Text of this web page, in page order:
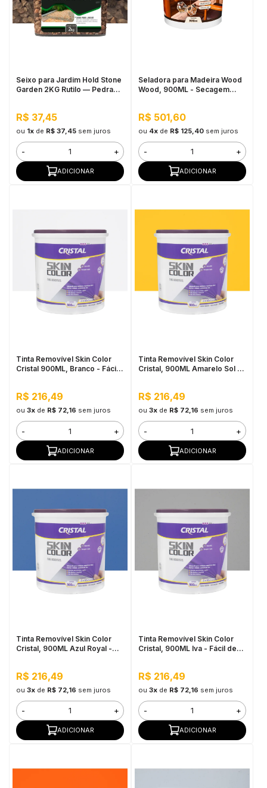
Seixo para Jardim Hold Stone
Garden 2KG Rutilo — Pedra
Paisagismo Decorativo
R$ 37,45
ou 1xde R$ 37,45 sem juros
- +
ADICIONAR
Seladora para Madeira Wood
Wood, 900ML - Secagem
R$ 501,60
ou 4xde R$ 125,40 sem juros
- +
ADICIONAR
Tinta Removível Skin Color
Cristal 900ML, Branco - Fácil
R$ 216,49
ou 3xde R$ 72,16 sem juros
- +
ADICIONAR
Tinta Removível Skin Color
Cristal, 900ML Amarelo Sol -
R$ 216,49
ou 3xde R$ 72,16 sem juros
- +
ADICIONAR
Tinta Removível Skin Color
Cristal, 900ML Azul Royal -
R$ 216,49
ou 3xde R$ 72,16 sem juros
- +
ADICIONAR
Tinta Removível Skin Color
Cristal, 900ML Iva - Fácil de
R$ 216,49
ou 3xde R$ 72,16 sem juros
- +
ADICIONAR